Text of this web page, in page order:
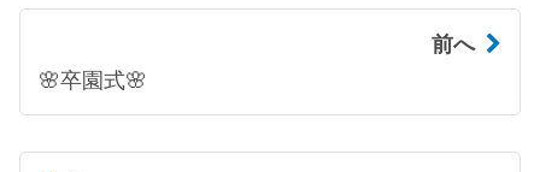
前へ
🌸卒園式🌸